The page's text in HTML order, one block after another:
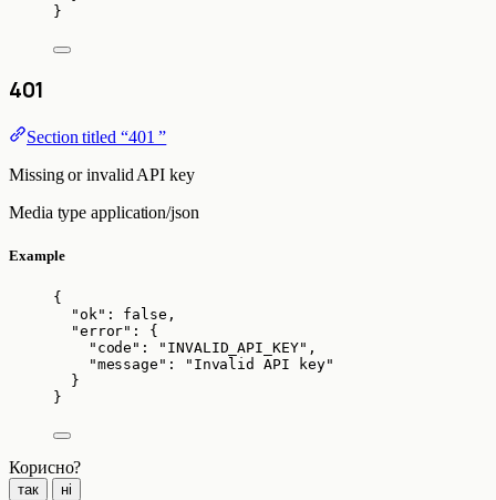
}
401
Section titled “401 ”
Missing or invalid API key
Media type application/json
Example
{
"ok" : false ,
"error" : {
"code" : " INVALID_API_KEY" ,
"message" : " Invalid API key"
}
}
Корисно?
так ні